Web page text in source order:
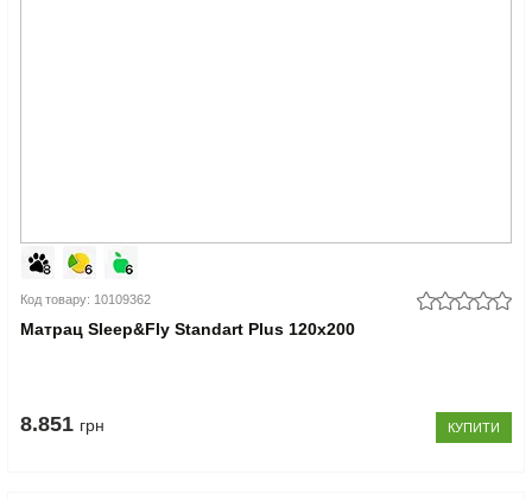
Код товару: 10109362
Матрац Sleep&Fly Standart Plus 120x200
8.851 грн КУПИТИ